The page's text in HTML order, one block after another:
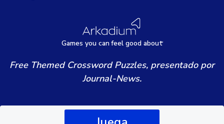
Games you canfeel good about
Free Themed Crossword Puzzles, presentado por
Journal-News.